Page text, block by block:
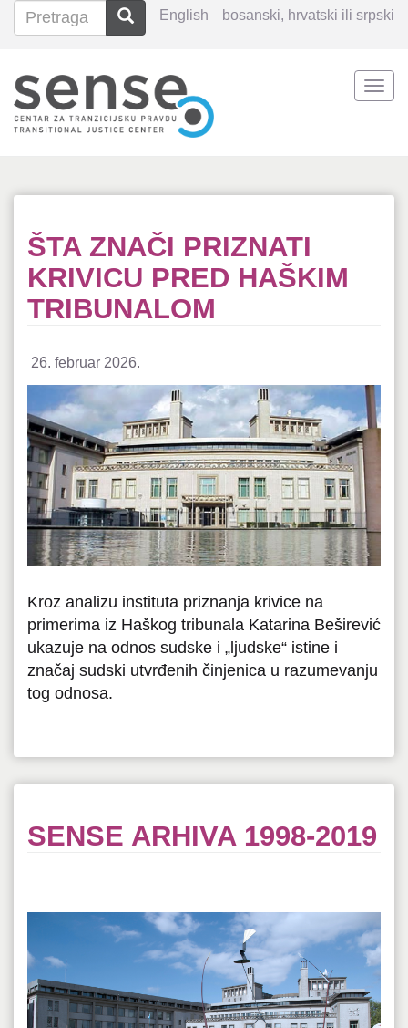
Skoči
na
English bosanski, hrvatski ili srpski
Search
Pretraga Pretraga
ŠTA ZNAČI PRIZNATI
KRIVICU PRED HAŠKIM
TRIBUNALOM
26. februar 2026.
Kroz analizu instituta priznanja krivice na
primerima iz Haškog tribunala Katarina Beširević
ukazuje na odnos sudske i „ljudske“ istine i
značaj sudski utvrđenih činjenica u razumevanju
tog odnosa.
SENSE ARHIVA 1998-2019